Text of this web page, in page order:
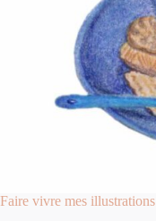
Faire vivre mes illustrations